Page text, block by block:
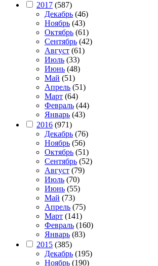
2017 (587)
Декабрь (46)
Ноябрь (43)
Октябрь (61)
Сентябрь (42)
Август (61)
Июль (33)
Июнь (48)
Май (51)
Апрель (51)
Март (64)
Февраль (44)
Январь (43)
2016 (971)
Декабрь (76)
Ноябрь (56)
Октябрь (51)
Сентябрь (52)
Август (79)
Июль (70)
Июнь (55)
Май (73)
Апрель (75)
Март (141)
Февраль (160)
Январь (83)
2015 (385)
Декабрь (195)
Ноябрь (190)